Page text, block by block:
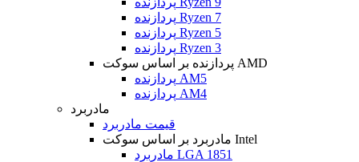
پردازنده Ryzen 7
پردازنده Ryzen 5
پردازنده Ryzen 3
پردازنده بر اساس سوکت AMD
پردازنده AM5
پردازنده AM4
مادربرد
قیمت مادربرد
مادربرد بر اساس سوکت Intel
مادربرد LGA 1851